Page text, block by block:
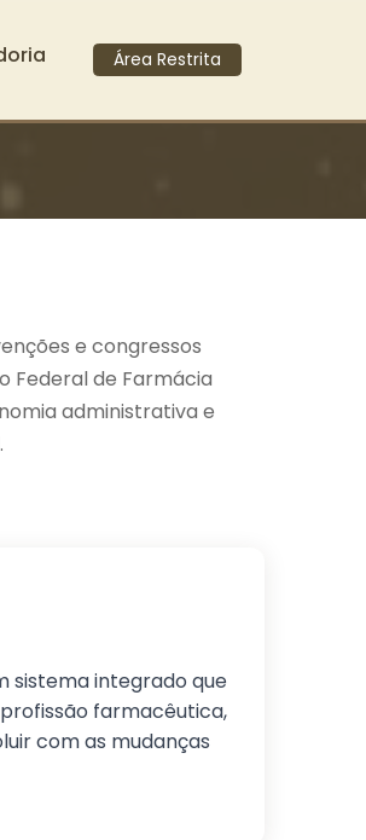
Área Restrita
e congressos
Federal de Farmácia
administrativa e
sistema integrado que
farmacêutica,
com as mudanças